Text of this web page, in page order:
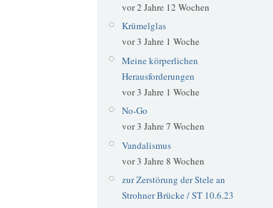
vor 2 Jahre 12 Wochen
Krümelglas
vor 3 Jahre 1 Woche
Meine körperlichen
Herausforderungen
vor 3 Jahre 1 Woche
No-Go
vor 3 Jahre 7 Wochen
Vandalismus
vor 3 Jahre 8 Wochen
zur Zerstörung der Stele an
Strohner Brücke / ST 10.6.23